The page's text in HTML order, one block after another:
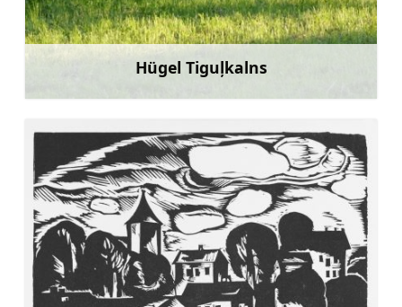
Hügel Tiguļkalns